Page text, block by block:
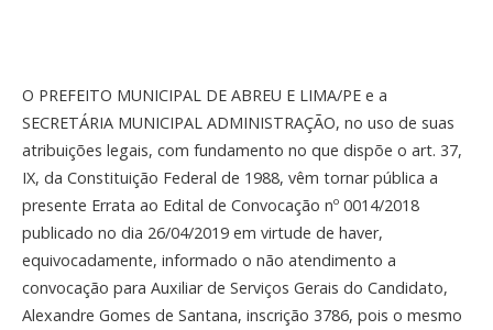
O PREFEITO MUNICIPAL DE ABREU E LIMA/PE e a
SECRETÁRIA MUNICIPAL ADMINISTRAÇÃO, no uso de suas
atribuições legais, com fundamento no que dispõe o art. 37,
IX, da Constituição Federal de 1988, vêm tornar pública a
presente Errata ao Edital de Convocação nº 0014/2018
publicado no dia 26/04/2019 em virtude de haver,
equivocadamente, informado o não atendimento a
convocação para Auxiliar de Serviços Gerais do Candidato,
Alexandre Gomes de Santana, inscrição 3786, pois o mesmo